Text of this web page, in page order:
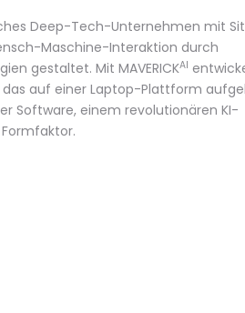
Deep-Tech-Unternehmen mit
Maschine-Interaktion durch
gestaltet. Mit MAVERICKAI
das auf einer Laptop-Plattform
Software, einem revolutionären KI-